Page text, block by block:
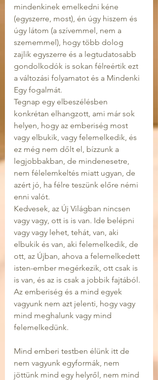
mindenkinek emelkedni kéne
(egyszerre, most), én úgy hiszem és
úgy látom (a szívemmel, nem a
szememmel), hogy több dolog
zajlik egyszerre és a legtudatosabb
gondolkodók is sokan félreértik ezt
a változási folyamatot és a Mindenki
Egy fogalmát.
Tegnap egy elbeszélésben
konkrétan elhangzott, ami már sok
helyen, hogy az emberiség most
vagy elbukik, vagy felemelkedik, és
ez még nem dőlt el, bízzunk a
legjobbakban, de mindenesetre,
nem félelemkeltés miatt ugyan, de
azért jó, ha félre teszünk előre némi
enni valót.
Kedvesek, az Új Világban nincsen
vagy vagy, ott is is van. Ide belépni
vagy vagy lehet, tehát, van, aki
elbukik és van, aki felemelkedik, de
ott, az Újban, ahova a felemelkedett
isten-ember megérkezik, ott csak is
is van, és az is csak a jobbik fajtából.
Az emberiség és a mind egyek
vagyunk nem azt jelenti, hogy vagy
mind meghalunk vagy mind
felemelkedünk.
Mind emberi testben élünk itt de
nem vagyunk egyformák, nem
jöttünk mind egy helyről, nem mind